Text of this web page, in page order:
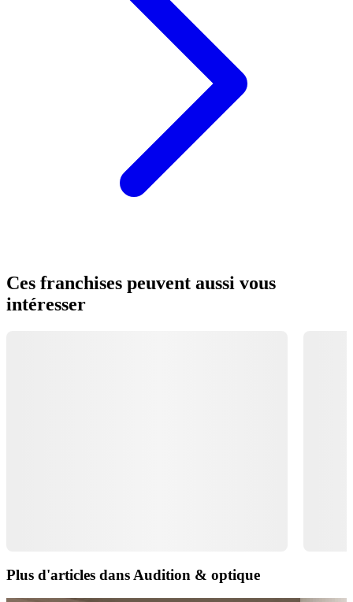
Ces franchises peuvent aussi vous
intéresser
Plus d'articles dans Audition & optique